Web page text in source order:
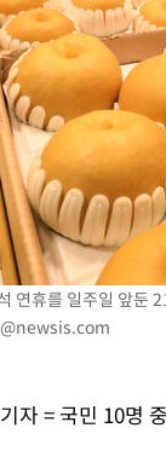
당 30㎜ '강한 비'[내
느꼈고, 많은 트로피
부 지역엔 호의주의보
자 3000명 돌파
기고 담벼락 붕괴
…감정가 1.3억원
만에 숨진 채 발견
본과 한일전
사망·1명 실종
무더위, 열대야 계속[
150㎜ 비
스닥 1.3%↑
연휴를 일주일 앞둔
자 = 국민 10명